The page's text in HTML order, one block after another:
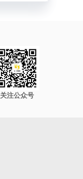
关注公众号